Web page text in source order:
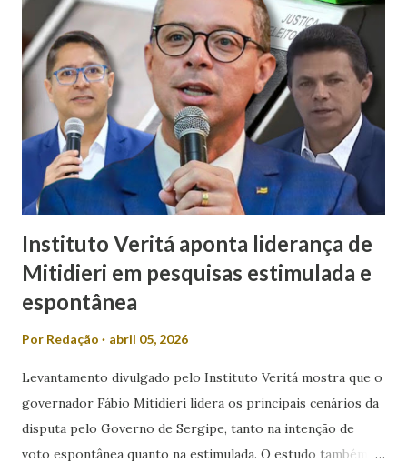
sociais, Laís afirmou que discursos desse tipo contribuem
para o desrespeito e a exclusão das mulheres dos espaços
de poder. “Em meio a muitos casos de feminicídio,
misoginia e desrespeito, tem pré-candidato espalhando
machismo com as mulheres. Mulher em política, esqueça! É
isso que Valmir de Francisquinho disse ao ser questionado
se a sua mulher poderia ser uma...
Instituto Veritá aponta liderança de
Mitidieri em pesquisas estimulada e
espontânea
Por Redação abril 05, 2026
Levantamento divulgado pelo Instituto Veritá mostra que o
governador Fábio Mitidieri lidera os principais cenários da
disputa pelo Governo de Sergipe, tanto na intenção de
voto espontânea quanto na estimulada. O estudo também